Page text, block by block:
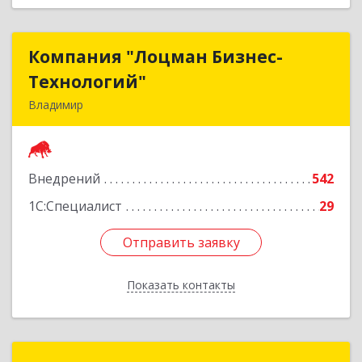
Компания "Лоцман Бизнес-
Технологий"
Владимир
Внедрений
542
1С:Специалист
29
Отправить заявку
Показать контакты
Компания "Лоцман Бизнес-
Подробнее
Отправить заявку
Назад